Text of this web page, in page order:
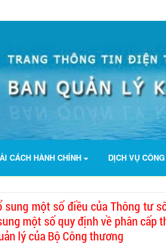
CÁCH HÀNH CHÍNH DỊCH VỤ CÔNG
một số điều của Thông tư
một số quy định về phân
lý của Bộ Công thương